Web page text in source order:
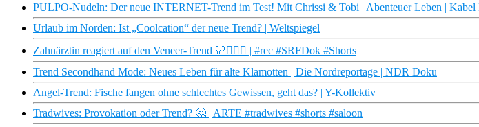
PULPO-Nudeln: Der neue INTERNET-Trend im Test! Mit Chrissi & Tobi | Abenteuer Leben | Kabel
Urlaub im Norden: Ist „Coolcation“ der neue Trend? | Weltspiegel
Zahnärztin reagiert auf den Veneer-Trend 🦷👩🏼‍⚕️ | #rec #SRFDok #Shorts
Trend Secondhand Mode: Neues Leben für alte Klamotten | Die Nordreportage | NDR Doku
Angel-Trend: Fische fangen ohne schlechtes Gewissen, geht das? | Y-Kollektiv
Tradwives: Provokation oder Trend? 🤔 | ARTE #tradwives #shorts #saloon